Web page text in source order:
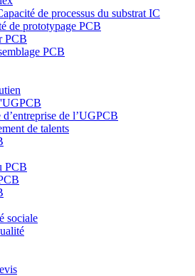
de processus du substrat IC
de prototypage PCB
PCB
PCB
de l’UGPCB
de talents
PCB
sociale